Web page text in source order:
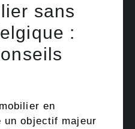
sans
:
en
un objectif majeur